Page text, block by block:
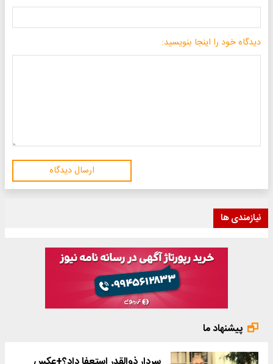
دیدگاه خود را اینجا بنویسید:
ارسال دیدگاه
نیازمندی ها
پیشنهاد ما